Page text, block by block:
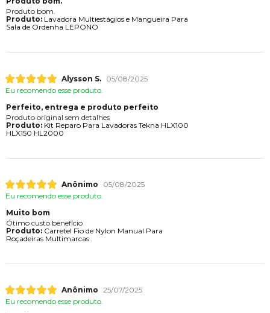
Produto bom.
Produto:Lavadora Multiestágios e Mangueira Para
Sala de Ordenha LEPONO
Alysson S.
05/08/2025
Eu recomendo esse produto.
Perfeito, entrega e produto perfeito
Produto original sem detalhes
Produto:Kit Reparo Para Lavadoras Tekna HLX100
HLX150 HL2000
Anônimo
05/08/2025
Eu recomendo esse produto.
Muito bom
Ótimo custo benefício
Produto:Carretel Fio de Nylon Manual Para
Roçadeiras Multimarcas
Anônimo 25/07/2025
Eu recomendo esse produto.